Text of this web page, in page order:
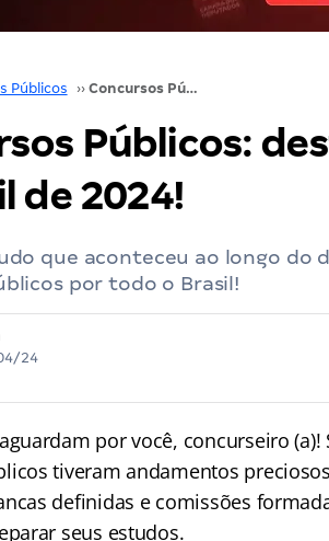
Públicos ›› Concursos Públicos: destaques do dia 05 de abril de 2024!
Públicos:
de 2024!
que aconteceu ao longo do
por todo o Brasil!
24
por você, concurseiro
tiveram andamentos
definidas e comissões
seus estudos.